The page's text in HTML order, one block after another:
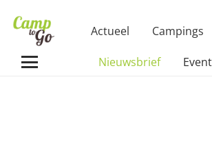
Actueel Campings
Nieuwsbrief